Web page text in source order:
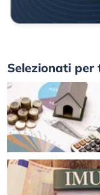
Selezionati per